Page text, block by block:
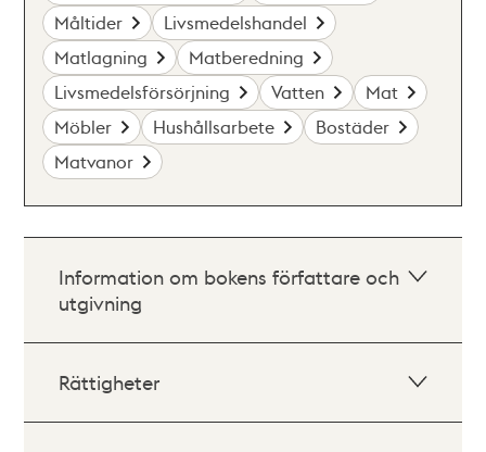
Måltider
Livsmedelshandel
Matlagning
Matberedning
Livsmedelsförsörjning
Vatten
Mat
Möbler
Hushållsarbete
Bostäder
Matvanor
Information om bokens författare och
utgivning
Rättigheter